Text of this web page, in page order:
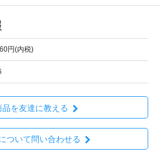
円(内税)
品を友達に教える
ついて問い合わせる